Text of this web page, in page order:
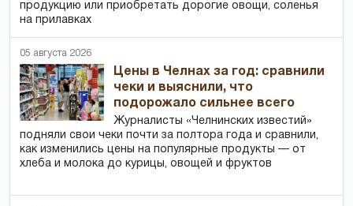
продукцию или приобретать дорогие овощи, соленья
на прилавках
05 августа 2026
Цены в Челнах за год: сравнили
чеки и выяснили, что
подорожало сильнее всего
Журналисты «Челнинских известий»
подняли свои чеки почти за полтора года и сравнили,
как изменились цены на популярные продукты — от
хлеба и молока до курицы, овощей и фруктов